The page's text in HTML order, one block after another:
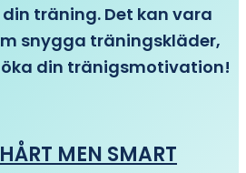
träning. Det kan vara
snygga träningskläder,
din tränigsmotivation!
MEN SMART